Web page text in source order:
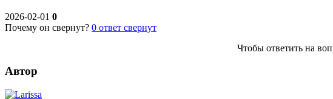
2026-02-01 0
Почему он свернут? 0 ответ свернут
Чтобы ответить на
Автор